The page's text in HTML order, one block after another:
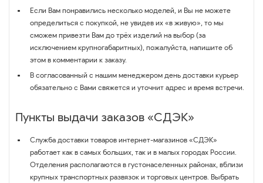
Если Вам понравились несколько моделей, и Вы не можете
определиться с покупкой, не увидев их «в живую», то мы
сможем привезти Вам до трёх изделий на выбор (за
исключением крупногабаритных), пожалуйста, напишите об
этом в комментарии к заказу.
В согласованный с нашим менеджером день доставки курьер
обязательно с Вами свяжется и уточнит адрес и время встречи.
Пункты выдачи заказов «СДЭК»
Служба доставки товаров интернет-магазинов «СДЭК»
работает как в самых больших, так и в малых городах России.
Отделения располагаются в густонаселенных районах, вблизи
крупных транспортных развязок и торговых центров. Выбрать